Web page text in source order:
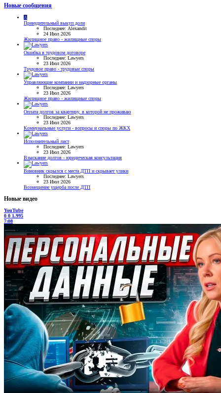
Новые сообщения
A
Принудительный выкуп доли
Последнее: Alexandit
24 Июл 2026
Жилищное право - жилищные споры
Ошибка в трудовом договоре
Последнее: Lawyers
23 Июл 2026
Трудовое право - трудовые споры
Управляющие компании и надзорные органы
Последнее: Lawyers
23 Июл 2026
Жилищное право - жилищные споры
Оплата долгов за квартиру, в которой не проживаю
Последнее: Lawyers
23 Июл 2026
Коммунальные услуги - вопросы и споры по ЖКХ
Исполнительный лист
Последнее: Lawyers
23 Июл 2026
Взыскание долгов - юридическая консультация
Виновник скрылся с места ДТП и скрывает улики
Последнее: Lawyers
23 Июл 2026
Возмещение ущерба после ДТП
Новые видео
YouTube
0 0 1.995
7:08